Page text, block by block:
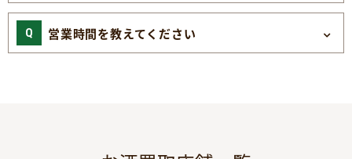
営業時間を教えてください